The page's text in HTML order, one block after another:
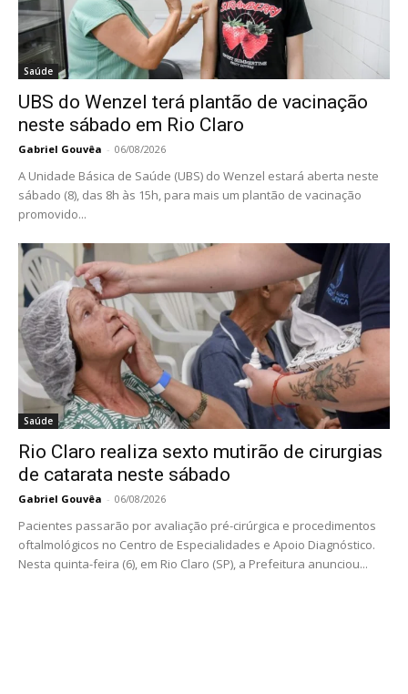
Saúde
UBS do Wenzel terá plantão de vacinação
neste sábado em Rio Claro
Gabriel Gouvêa - 06/08/2026
A Unidade Básica de Saúde (UBS) do Wenzel estará aberta neste
sábado (8), das 8h às 15h, para mais um plantão de vacinação
promovido...
Saúde
Rio Claro realiza sexto mutirão de cirurgias
de catarata neste sábado
Gabriel Gouvêa - 06/08/2026
Pacientes passarão por avaliação pré-cirúrgica e procedimentos
oftalmológicos no Centro de Especialidades e Apoio Diagnóstico.
Nesta quinta-feira (6), em Rio Claro (SP), a Prefeitura anunciou...